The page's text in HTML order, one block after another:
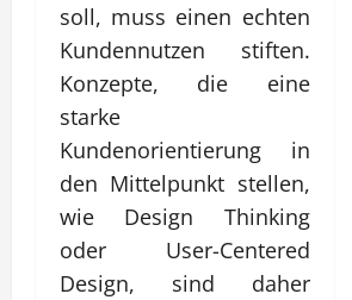
soll, muss einen echten
Kundennutzen stiften.
Konzepte, die eine
starke
Kundenorientierung in
den Mittelpunkt stellen,
wie Design Thinking
oder User-Centered
Design, sind daher